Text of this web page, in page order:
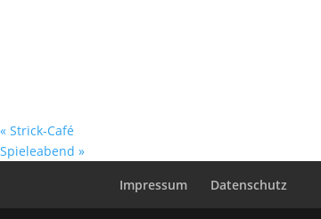
« Strick-Café
Spieleabend »
Impressum
Datenschutz